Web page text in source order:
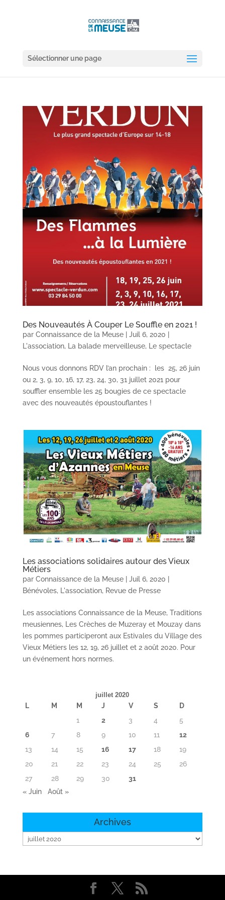
Sélectionner une page
Des Nouveautés À Couper Le Souffle en 2021 !
par Connaissance de la Meuse| Juil 6, 2020
L'association, La balade merveilleuse, Le spectacle
Nous vous donnons RDV l’an prochain : les 25, 26 juin
ou 2, 3, 9, 10, 16, 17, 23, 24, 30, 31 juillet 2021 pour
souffler ensemble les 25 bougies de ce spectacle
avec des nouveautés époustouflantes !
Les associations solidaires autour des Vieux
Métiers
par Connaissance de la Meuse| Juil 6, 2020
Bénévoles, L'association, Revue de Presse
Les associations Connaissance de la Meuse, Traditions
meusiennes, Les Crèches de Muzeray et Mouzay dans
les pommes participeront aux Estivales du Village des
Vieux Métiers les 12, 19, 26 juillet et 2 août 2020. Pour
un événement hors normes.
juillet 2020
L M M J V S
D
1
2 3 4
5
6
7 8 9 10 11
12
13
14 15 16 17 18
19
20
21 22 23 24 25
26
27
28 29 30
31
« Juin
Août »
Archives
Archives